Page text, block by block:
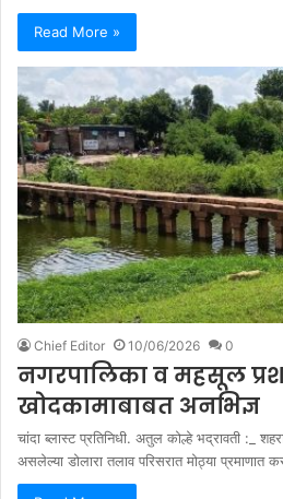
Read More »
Chief Editor 10/06/2026 0
नगरपालिका व महसूल
खोदकामाबाबत अनभिज्ञ
चांदा ब्लास्ट प्रतिनिधी. अतुल कोल्हे भद्रावती :_
असलेल्या डोलारा तलाव परिसरात मोठ्या